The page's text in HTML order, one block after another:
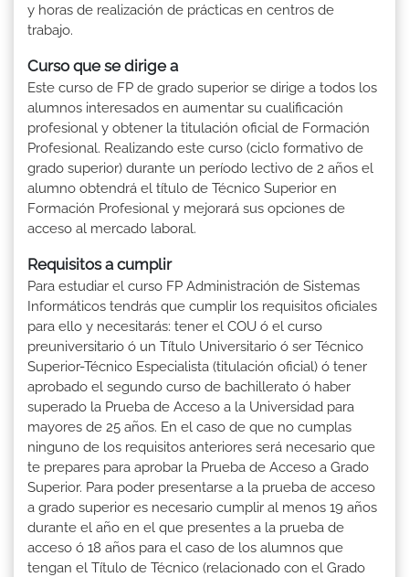
y horas de realización de prácticas en centros de
trabajo.
Curso que se dirige a
Este curso de FP de grado superior se dirige a todos los
alumnos interesados en aumentar su cualificación
profesional y obtener la titulación oficial de Formación
Profesional. Realizando este curso (ciclo formativo de
grado superior) durante un período lectivo de 2 años el
alumno obtendrá el título de Técnico Superior en
Formación Profesional y mejorará sus opciones de
acceso al mercado laboral.
Requisitos a cumplir
Para estudiar el curso FP Administración de Sistemas
Informáticos tendrás que cumplir los requisitos oficiales
para ello y necesitarás: tener el COU ó el curso
preuniversitario ó un Título Universitario ó ser Técnico
Superior-Técnico Especialista (titulación oficial) ó tener
aprobado el segundo curso de bachillerato ó haber
superado la Prueba de Acceso a la Universidad para
mayores de 25 años. En el caso de que no cumplas
ninguno de los requisitos anteriores será necesario que
te prepares para aprobar la Prueba de Acceso a Grado
Superior. Para poder presentarse a la prueba de acceso
a grado superior es necesario cumplir al menos 19 años
durante el año en el que presentes a la prueba de
acceso ó 18 años para el caso de los alumnos que
tengan el Título de Técnico (relacionado con el Grado